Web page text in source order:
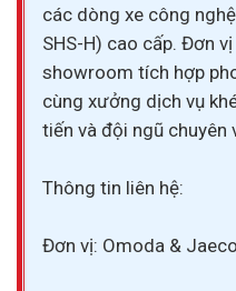
các dòng xe công
SHS-H) cao cấp. Đơn
showroom tích hợp
cùng xưởng dịch vụ
tiến và đội ngũ chuyên
Thông tin liên hệ:
Đơn vị: Omoda &